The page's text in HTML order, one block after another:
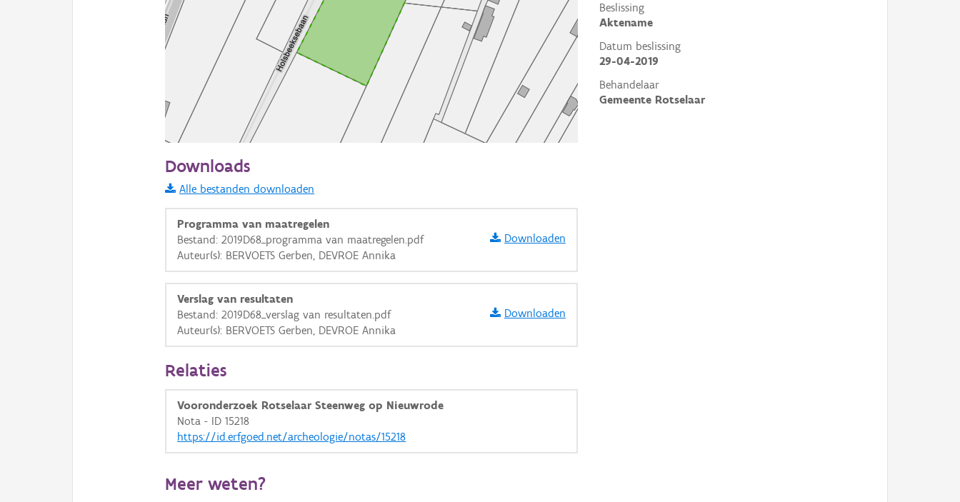
Beslissing
Aktename
Datum beslissing
29-04-2019
Behandelaar
Gemeente Rotselaar
Informatie Vlaanderen
i
+ −
Basis Lagen
Ortho
GRB-Basiskaart
Downloads
Alle bestanden downloaden
Programma van maatregelen
Bestand: 2019D68_programma van maatregelen.pdf
Auteur(s): BERVOETS Gerben, DEVROE Annika
Downloaden
Verslag van resultaten
Bestand: 2019D68_verslag van resultaten.pdf
Auteur(s): BERVOETS Gerben, DEVROE Annika
Downloaden
Relaties
Vooronderzoek Rotselaar Steenweg op Nieuwrode
Nota - ID 15218
https://id.erfgoed.net/archeologie/notas/15218
Meer weten?